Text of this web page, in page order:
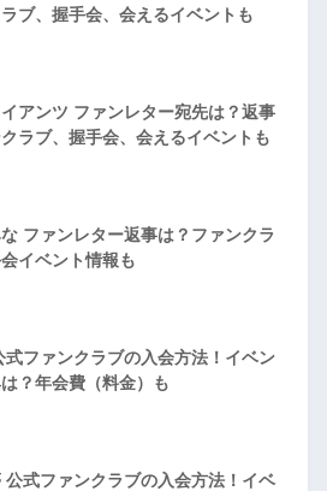
ブ、握手会、会えるイベントも
アンツ ファンレター宛先は？返事
ラブ、握手会、会えるイベントも
ファンレター返事は？ファンクラ
イベント情報も
式ファンクラブの入会方法！イベン
は？年会費（料金）も
公式ファンクラブの入会方法！イベ